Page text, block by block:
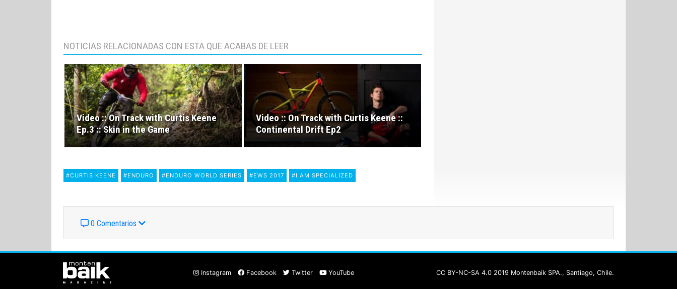
NOTICIAS RELACIONADAS CON ESTA QUE ACABAS DE LEER
Video :: On Track with Curtis Keene
Ep.3 :: Skin in the Game
Video :: On Track with Curtis Keene ::
Continental Drift Ep2
#CURTIS KEENE #ENDURO #ENDURO WORLD SERIES #EWS 2017 #I AM SPECIALIZED
0 Comentarios
Instagram Facebook Twitter YouTube CC BY-NC-SA 4.0 2019 Montenbaik SPA., Santiago, Chile.